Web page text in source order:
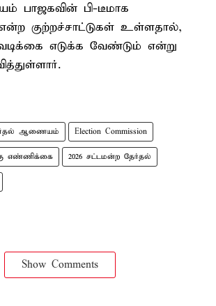
பாஜகவின் பி-டீமாக
என்ற குற்றச்சாட்டுகள் உள்ளதால்,
எடுக்க வேண்டும் என்று
ஆணையம் Election Commission
எண்ணிக்கை 2026 சட்டமன்ற தேர்தல்
Show Comments